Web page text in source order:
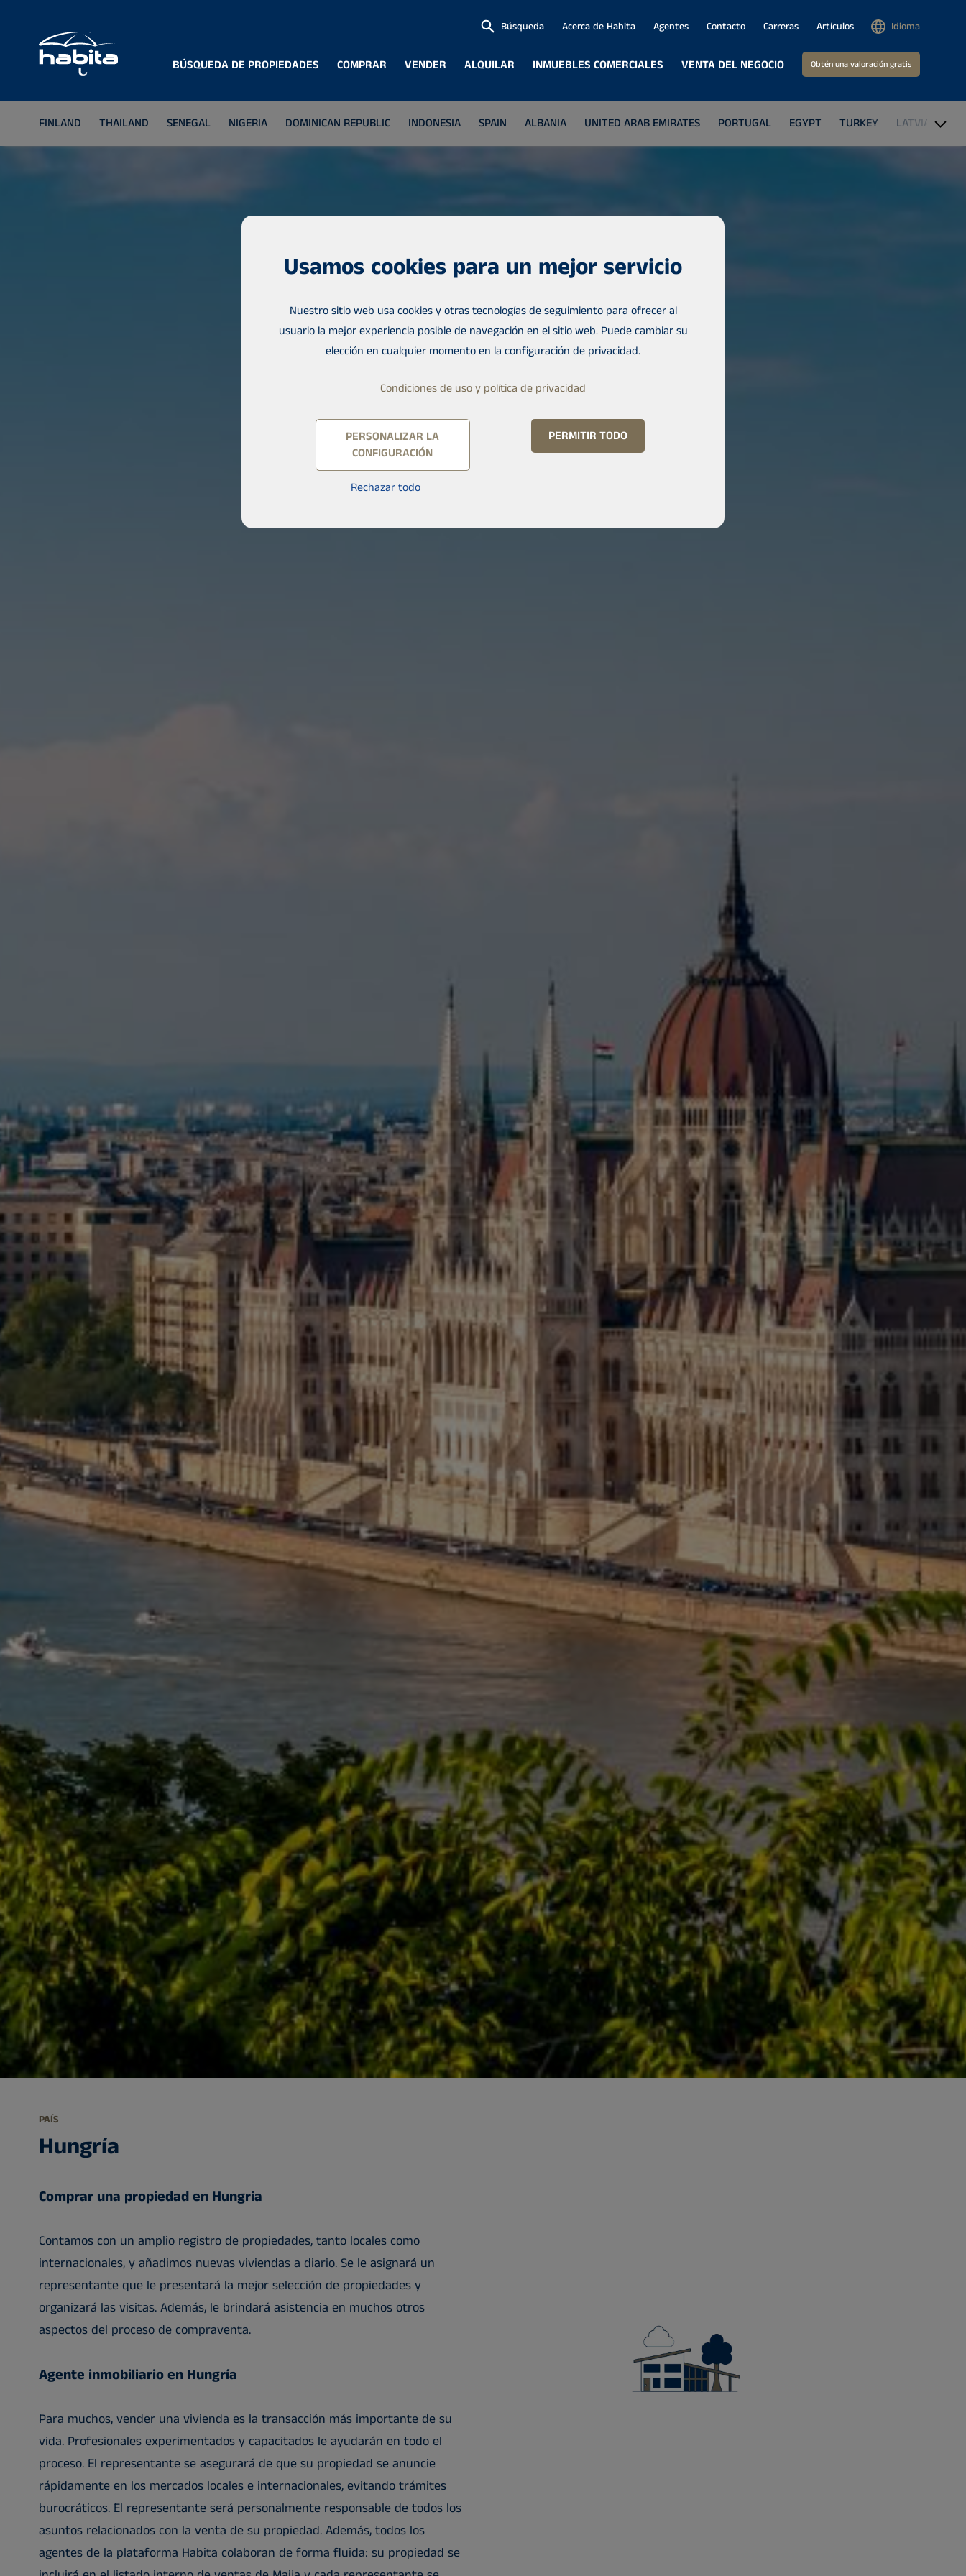
BÚSQUEDA DE PROPIEDADES COMPRAR VENDER ALQUILAR INMUEBLES COMERCIALES VENTA DEL NEGOCIO Obtén una valoración gratis
Búsqueda Acerca de Habita Agentes Contacto Carreras Artículos Idioma
FINLAND THAILAND SENEGAL NIGERIA DOMINICAN REPUBLIC INDONESIA SPAIN ALBANIA UNITED ARAB EMIRATES PORTUGAL EGYPT TURKEY LATVIA
PAÍS
Hungría
Comprar una propiedad en Hungría
Contamos con un amplio registro de propiedades, tanto locales como
internacionales, y añadimos nuevas viviendas a diario. Se le asignará un
representante que le presentará la mejor selección de propiedades y
organizará las visitas. Además, le brindará asistencia en muchos otros
aspectos del proceso de compraventa.
Agente inmobiliario en Hungría
Para muchos, vender una vivienda es la transacción más importante de su
vida. Profesionales experimentados y capacitados le ayudarán en todo el
proceso. El representante se asegurará de que su propiedad se anuncie
rápidamente en los mercados locales e internacionales, evitando trámites
burocráticos. El representante será personalmente responsable de todos los
asuntos relacionados con la venta de su propiedad. Además, todos los
agentes de la plataforma Habita colaboran de forma fluida: su propiedad se
Usamos cookies para un mejor servicio
Nuestro sitio web usa cookies y otras tecnologías de seguimiento para ofrecer al
usuario la mejor experiencia posible de navegación en el sitio web. Puede cambiar su
elección en cualquier momento en la configuración de privacidad.
Condiciones de uso y política de privacidad
PERSONALIZAR LA
CONFIGURACIÓN
Rechazar todo
PERMITIR TODO